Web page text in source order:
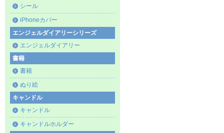
シール
iPhoneカバー
エンジェルダイアリーシリーズ
エンジェルダイアリー
書籍
書籍
ぬり絵
キャンドル
キャンドル
キャンドルホルダー